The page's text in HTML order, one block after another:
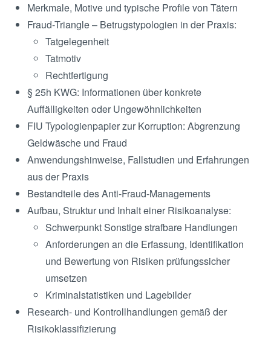
Merkmale, Motive und typische Profile von Tätern
Fraud-Triangle – Betrugstypologien in der Praxis:
Tatgelegenheit
Tatmotiv
Rechtfertigung
§ 25h KWG: Informationen über konkrete
Auffälligkeiten oder Ungewöhnlichkeiten
FIU Typologienpapier zur Korruption: Abgrenzung
Geldwäsche und Fraud
Anwendungshinweise, Fallstudien und Erfahrungen
aus der Praxis
Bestandteile des Anti-Fraud-Managements
Aufbau, Struktur und Inhalt einer Risikoanalyse:
Schwerpunkt Sonstige strafbare Handlungen
Anforderungen an die Erfassung, Identifikation
und Bewertung von Risiken prüfungssicher
umsetzen
Kriminalstatistiken und Lagebilder
Research- und Kontrollhandlungen gemäß der
Risikoklassifizierung